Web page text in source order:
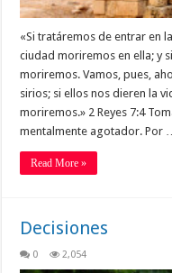
«Si tratáremos de entrar en
ciudad moriremos en ella; y
moriremos. Vamos, pues,
sirios; si ellos nos dieren la
moriremos.» 2 Reyes 7:4
mentalmente agotador. Por …
Read More »
Decisiones
0 2,054